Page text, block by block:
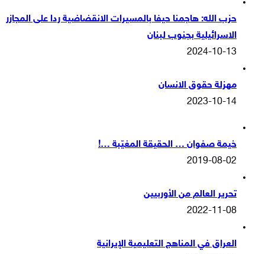
حزب الله: هاجمنا حيفا بالمسيرات الانقضاضية ردا على المجازر
الاسرائيلية بجنوب لبنان
2024-10-13
مهزلة حقوق الانسان
2023-10-14
خيمة صفوان … الحقيقة المغيّبة …!
2019-08-02
تحرير العالم من الأوربيين
2022-11-08
العراق في المناهج التعليمية الإيرانية